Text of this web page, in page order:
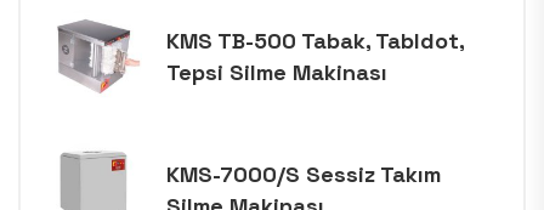
KMS TB-500 Tabak, Tabldot,
Tepsi Silme Makinası
KMS-7000/S Sessiz Takım